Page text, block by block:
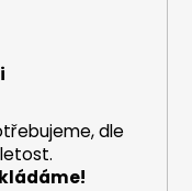
dle